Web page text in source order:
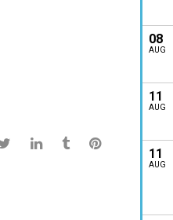
08
AUG
11
AUG
11
AUG